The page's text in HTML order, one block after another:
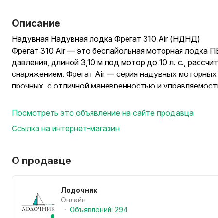
Описание
Надувная Надувная лодка Фрегат 310 Air (НДНД)
Фрегат 310 Air — это беспайольная моторная лодка
давления, длиной 3,10 м под мотор до 10 л. с.,
снаряжением. Фрегат Air — серия надувных
прочных, с отличной маневренностью и
отсутствует пайол из фанеры, в отличие от лодок
Подготовка лодки серии Air к спуску на воду
простом сворачивании в сумку.
Важно! Моторные лодки Фрегат не требуют
Посмотреть это объявление на сайте продавца
Ссылка на интернет-магазин
О продавце
Лодочник
Онлайн
Объявлений: 294